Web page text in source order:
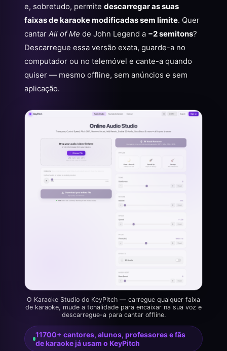
e, sobretudo, permite descarregar as suas
faixas de karaoke modificadas sem limite. Quer
cantar All of Me de John Legend a −2 semitons?
Descarregue essa versão exata, guarde-a no
computador ou no telemóvel e cante-a quando
quiser — mesmo offline, sem anúncios e sem
aplicação.
O Karaoke Studio do KeyPitch — carregue qualquer faixa
de karaoke, mude a tonalidade para encaixar na sua voz e
descarregue-a para cantar offline.
11700+ cantores, alunos, professores e fãs
de karaoke já usam o KeyPitch